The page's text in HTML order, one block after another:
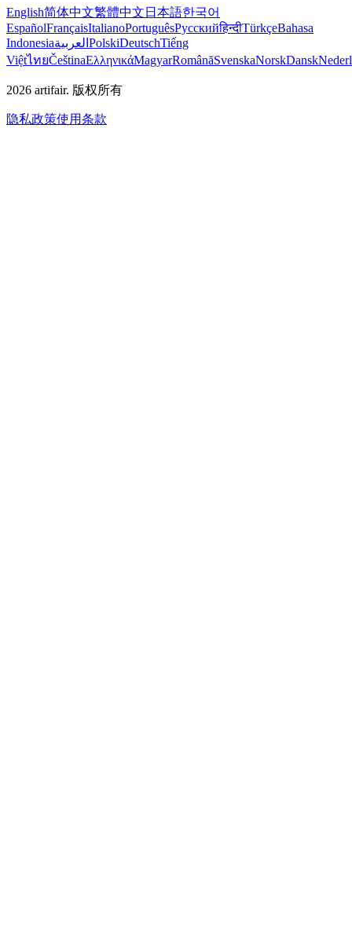
English简体中文繁體中文 日本語한국어
EspañolFrançaisItalianoPortuguêsРусскийहिन्दीTürkçeBahasa
Indonesiaالعربية PolskiDeutschTiếng
ViệtไทยČeštinaΕλληνικάMagyarRomânăSvenskaNorskDansk
2026 artifair. 版权所有
隐私政策使用条款